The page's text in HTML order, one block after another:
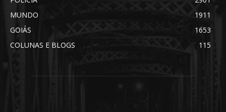
MUNDO
1911
GOIÁS
1653
COLUNAS E BLOGS
115